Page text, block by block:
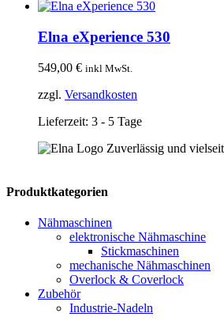
Elna eXperience 530
549,00 € inkl MwSt.
zzgl. Versandkosten
Lieferzeit: 3 - 5 Tage
Zuverlässig und
Produktkategorien
Nähmaschinen
elektronische Nähmaschine
Stickmaschinen
mechanische Nähmaschinen
Overlock & Coverlock
Zubehör
Industrie-Nadeln